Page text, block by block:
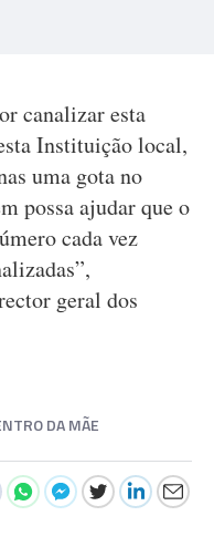
canalizar esta
Instituição local,
uma gota no
possa ajudar que o
cada vez
geral dos
DA MÃE